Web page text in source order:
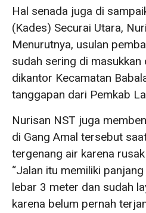
Hal senada juga di
(Kades) Securai Utara,
Menurutnya, usulan
sudah sering di
dikantor Kecamatan
tanggapan dari Pemkab
Nurisan NST juga
di Gang Amal tersebut
tergenang air karena
“Jalan itu memiliki
lebar 3 meter dan sudah
karena belum pernah